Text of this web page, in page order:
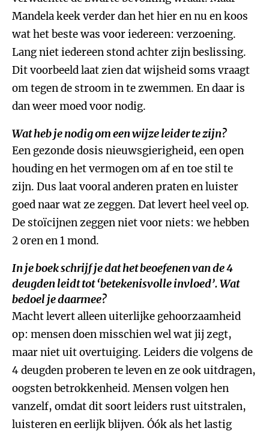
Mandela keek verder dan het hier en nu en koos
wat het beste was voor iedereen: verzoening.
Lang niet iedereen stond achter zijn beslissing.
Dit voorbeeld laat zien dat wijsheid soms vraagt
om tegen de stroom in te zwemmen. En daar is
dan weer moed voor nodig.
Wat heb je nodig om een wijze leider te zijn?
Een gezonde dosis nieuwsgierigheid, een open
houding en het vermogen om af en toe stil te
zijn. Dus laat vooral anderen praten en luister
goed naar wat ze zeggen. Dat levert heel veel op.
De stoïcijnen zeggen niet voor niets: we hebben
2 oren en 1 mond.
In je boek schrijf je dat het beoefenen van de 4
deugden leidt tot ‘betekenisvolle invloed’. Wat
bedoel je daarmee?
Macht levert alleen uiterlijke gehoorzaamheid
op: mensen doen misschien wel wat jij zegt,
maar niet uit overtuiging. Leiders die volgens de
4 deugden proberen te leven en ze ook uitdragen,
oogsten betrokkenheid. Mensen volgen hen
vanzelf, omdat dit soort leiders rust uitstralen,
luisteren en eerlijk blijven. Óók als het lastig